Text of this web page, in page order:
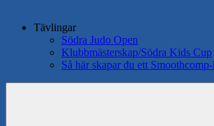
Tävlingar
Södra Judo Open
Klubbmästerskap/Södra Kids Cup
Så här skapar du ett